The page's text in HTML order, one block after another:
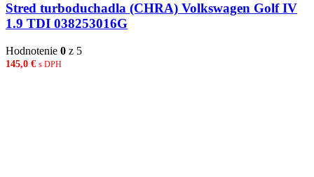
Stred turboduchadla (CHRA) Volkswagen Golf IV
1.9 TDI 038253016G
Hodnotenie 0 z 5
145,0 € s DPH